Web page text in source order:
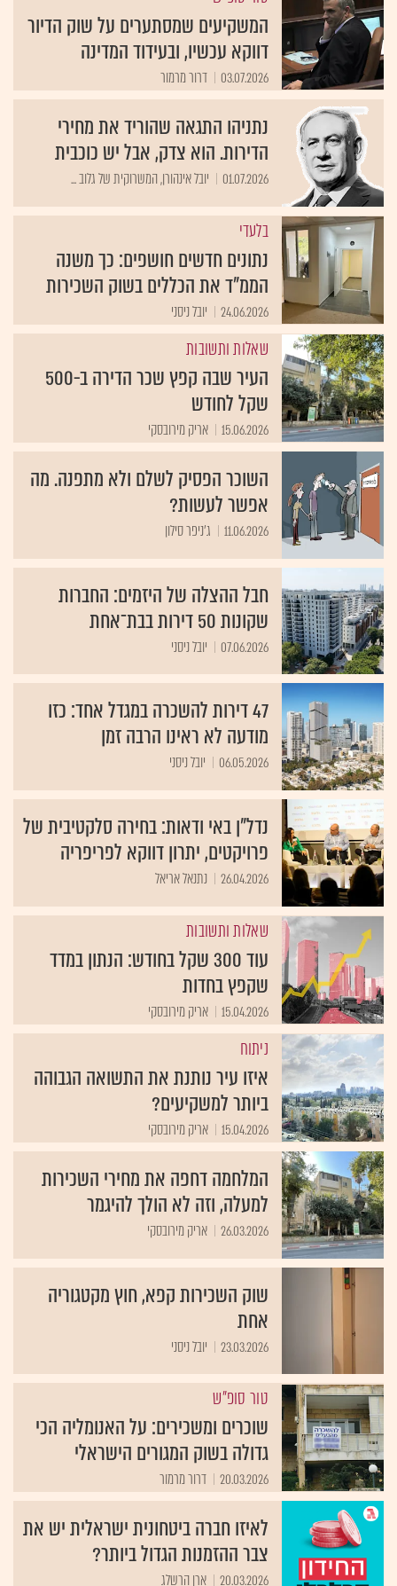
המשקיעים שמסתערים על שוק הדיור
דווקא עכשיו, ובעידוד המדינה
03.07.2026 דרור מרמור
נתניהו התגאה שהוריד את מחירי
הדירות. הוא צדק, אבל יש כוכבית
01.07.2026 יובל אינהורן, המשרוקית של גלוב ...
בלעדי
נתונים חדשים חושפים: כך משנה
הממ"ד את הכללים בשוק השכירות
24.06.2026 יובל ניסני
שאלות ותשובות
העיר שבה קפץ שכר הדירה ב-500
שקל לחודש
15.06.2026 אריק מירובסקי
השוכר הפסיק לשלם ולא מתפנה. מה
אפשר לעשות?
11.06.2026 ג'ניפר סילון
חבל ההצלה של היזמים: החברות
שקונות 50 דירות בבת־אחת
07.06.2026 יובל ניסני
47 דירות להשכרה במגדל אחד: כזו
מודעה לא ראינו הרבה זמן
06.05.2026 יובל ניסני
נדל"ן באי ודאות: בחירה סלקטיבית של
פרויקטים, יתרון דווקא לפריפריה
26.04.2026 נתנאל אריאל
שאלות ותשובות
עוד 300 שקל בחודש: הנתון במדד
שקפץ בחדות
15.04.2026 אריק מירובסקי
ניתוח
איזו עיר נותנת את התשואה הגבוהה
ביותר למשקיעים?
15.04.2026 אריק מירובסקי
המלחמה דחפה את מחירי השכירות
למעלה, וזה לא הולך להיגמר
26.03.2026 אריק מירובסקי
שוק השכירות קפא, חוץ מקטגוריה
אחת
23.03.2026 יובל ניסני
טור סופ"ש
שוכרים ומשכירים: על האנומליה הכי
גדולה בשוק המגורים הישראלי
20.03.2026 דרור מרמור
לאיזו חברה ביטחונית ישראלית יש את
צבר ההזמנות הגדול ביותר?
20.03.2026 ארן הרשלג